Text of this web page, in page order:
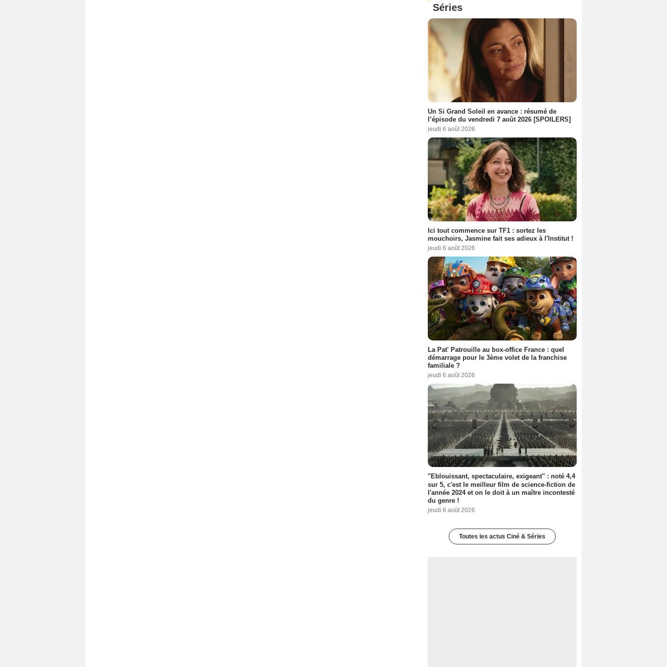
Séries
Un Si Grand Soleil en avance : résumé de
l’épisode du vendredi 7 août 2026 [SPOILERS]
jeudi 6 août 2026
Ici tout commence sur TF1 : sortez les
mouchoirs, Jasmine fait ses adieux à l'Institut !
jeudi 6 août 2026
La Pat' Patrouille au box-office France : quel
démarrage pour le 3ème volet de la franchise
familiale ?
jeudi 6 août 2026
"Eblouissant, spectaculaire, exigeant" : noté 4,4
sur 5, c'est le meilleur film de science-fiction de
l'année 2024 et on le doit à un maître incontesté
du genre !
jeudi 6 août 2026
Toutes les actus Ciné & Séries